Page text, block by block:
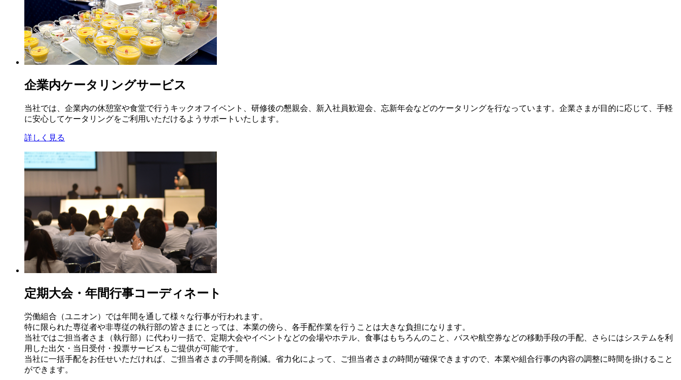
企業内ケータリングサービス
当社では、企業内の休憩室や食堂で行うキックオフイベント、研修後の懇親会、新入社員歓迎会、忘新年会などのケータリングを行なっています。企業さまが目的に応じて、手軽
に安心してケータリングをご利用いただけるようサポートいたします。
詳しく見る
定期大会・年間行事コーディネート
労働組合（ユニオン）では年間を通して様々な行事が行われます。
特に限られた専従者や非専従の執行部の皆さまにとっては、本業の傍ら、各手配作業を行うことは大きな負担になります。
当社ではご担当者さま（執行部）に代わり一括で、定期大会やイベントなどの会場やホテル、食事はもちろんのこと、バスや航空券などの移動手段の手配、さらにはシステムを利
用した出欠・当日受付・投票サービスもご提供が可能です。
当社に一括手配をお任せいただければ、ご担当者さまの手間を削減。省力化によって、ご担当者さまの時間が確保できますので、本業や組合行事の内容の調整に時間を掛けること
ができます。